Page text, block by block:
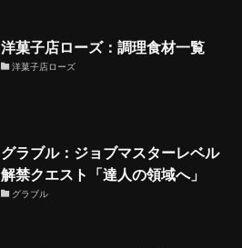
洋菓子店ローズ：調理食材一覧
洋菓子店ローズ
グラブル：ジョブマスターレベル
解禁クエスト「達人の領域へ」
グラブル